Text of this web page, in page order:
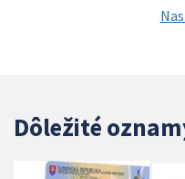
Dôležité